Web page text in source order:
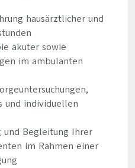
hausärztlicher und
akuter sowie
im ambulanten
und individuellen
und Begleitung Ihrer
im Rahmen einer